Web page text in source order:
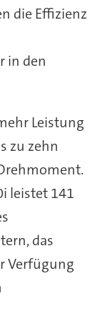
die Effizienz
in den
Leistung
zu zehn
leistet 141
das
Verfügung